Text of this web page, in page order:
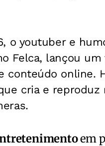
o youtuber e
Felca, lançou
conteúdo online.
cria e
em